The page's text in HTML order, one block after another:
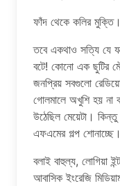
ফাঁদ থেকে কলির মুক্তি।
তবে একথাও সত্যি যে
বটে! কোনো এক ছুটির
জনপ্রিয় সবগুলো
গোলমালে অখুশি হয়
উঠেছিল মেয়েটা।
এফএমের গল্প শোনাচ্ছে।
বলাই বাহুল্য, লোগিয়া
আবাসিক ইংরেজি